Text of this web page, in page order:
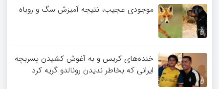
موجودی عجیب، نتیجه آمیزش سگ و روباه
خنده‌های کریس و به آغوش کشیدن پسربچه
ایرانی که بخاطر ندیدن رونالدو گریه کرد